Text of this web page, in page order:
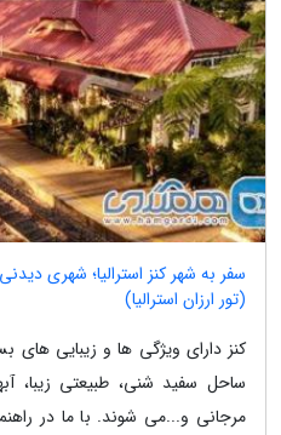
سفر به شهر کنز استرالیا؛ شهری
(تور ارزان استرالیا)
کنز دارای ویژگی ها و زیبایی
ساحل سفید شنی، طبیعتی زیبا،
مرجانی و...می شوند. با ما در